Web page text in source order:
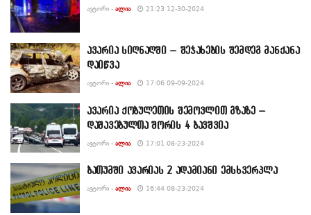
ᲐᲕᲢᲝᲠᲘ - ᲐᲚᲘᲐ 21:23 12-30-2024
ავარია სიღნაღში – შეჯახების შემდეგ მანქანა
დაიწვა
ᲐᲕᲢᲝᲠᲘ - ᲐᲚᲘᲐ 17:06 09-09-2024
ავარია ქობულეთის შემოვლით გზაზე –
დაშავებულთა შორის 4 ბავშვია
ᲐᲕᲢᲝᲠᲘ - ᲐᲚᲘᲐ 17:01 08-23-2024
ბათუმში ავარიას 2 ადამიანი ემსხვერპლა
ᲐᲕᲢᲝᲠᲘ - ᲐᲚᲘᲐ 16:44 08-23-2024